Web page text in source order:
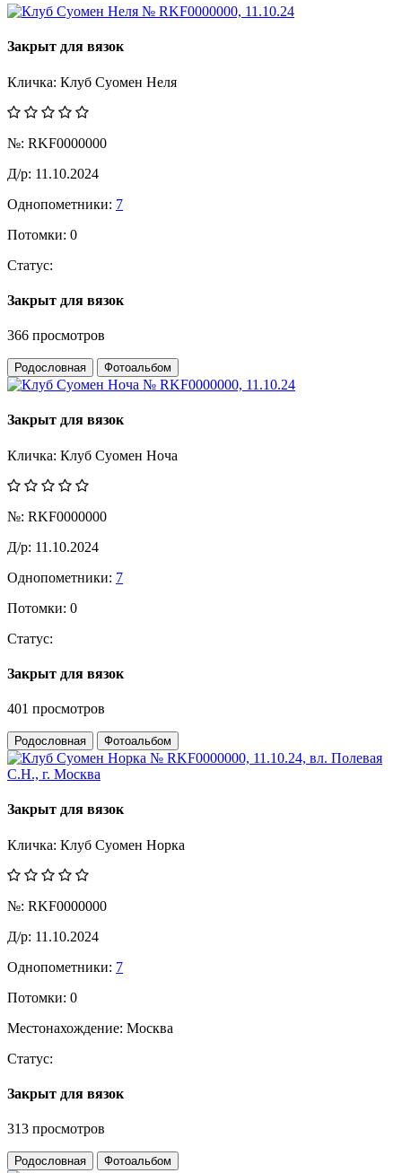
Закрыт для вязок
Кличка: Клуб Суомен Неля
№: RKF0000000
Д/р: 11.10.2024
Однопометники: 7
Потомки: 0
Статус:
Закрыт для вязок
366 просмотров
Родословная Фотоальбом
Закрыт для вязок
Кличка: Клуб Суомен Ноча
№: RKF0000000
Д/р: 11.10.2024
Однопометники: 7
Потомки: 0
Статус:
Закрыт для вязок
401 просмотров
Родословная Фотоальбом
Закрыт для вязок
Кличка: Клуб Суомен Норка
№: RKF0000000
Д/р: 11.10.2024
Однопометники: 7
Потомки: 0
Местонахождение: Москва
Статус:
Закрыт для вязок
313 просмотров
Родословная Фотоальбом